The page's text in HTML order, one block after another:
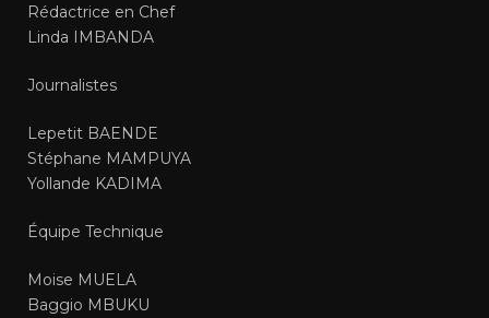
Rédactrice en Chef
Linda IMBANDA
Journalistes
Lepetit BAENDE
Stéphane MAMPUYA
Yollande KADIMA
Équipe Technique
Moise MUELA
Baggio MBUKU